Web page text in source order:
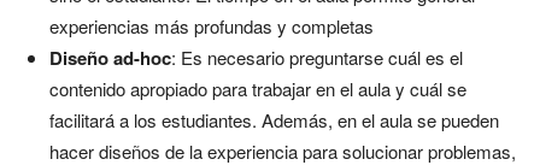
experiencias más profundas y completas
Diseño ad-hoc: Es necesario preguntarse cuál es el
contenido apropiado para trabajar en el aula y cuál se
facilitará a los estudiantes. Además, en el aula se pueden
hacer diseños de la experiencia para solucionar problemas,